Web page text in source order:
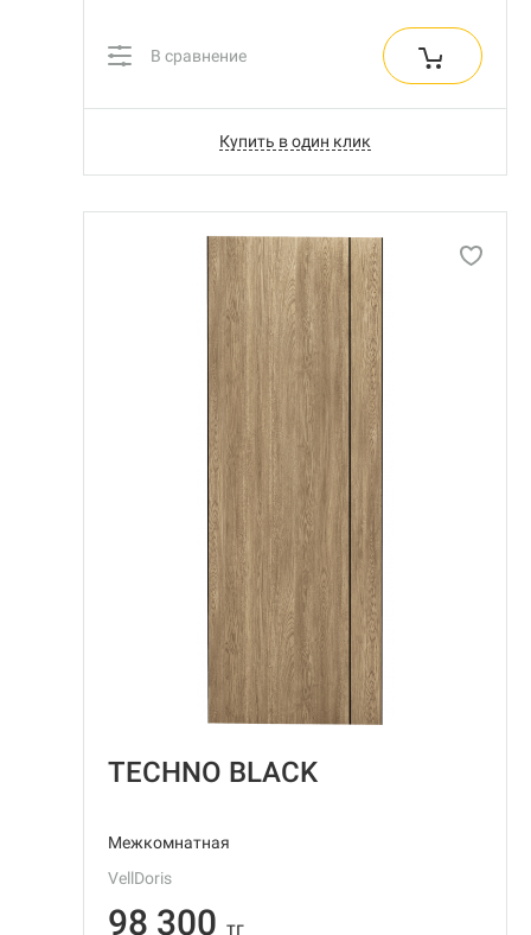
В сравнение
Купить в один клик
TECHNO BLACK
Межкомнатная
VellDoris
98 300 тг